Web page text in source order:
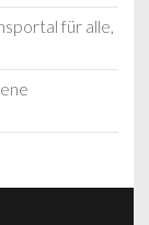
für alle,